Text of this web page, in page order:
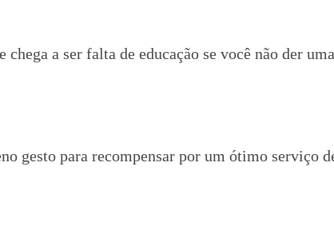
a ser falta de educação se você não der
gesto para recompensar por um ótimo serviço